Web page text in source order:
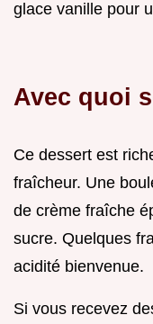
glace vanille pour
Avec quoi
Ce dessert est
fraîcheur. Une
de crème fraîche
sucre. Quelques
acidité bienvenue.
Si vous recevez